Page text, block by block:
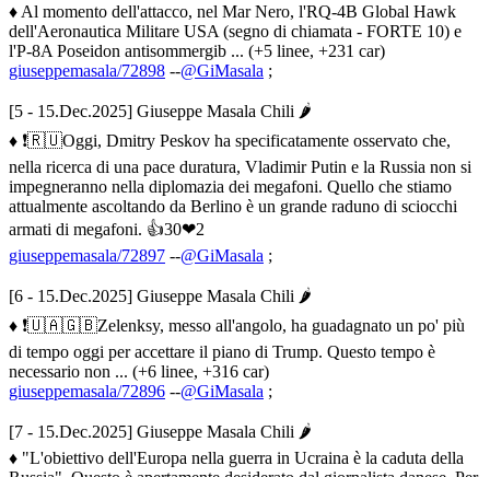
♦ Al momento dell'attacco, nel Mar Nero, l'RQ-4B Global Hawk
dell'Aeronautica Militare USA (segno di chiamata - FORTE 10) e
l'P-8A Poseidon antisommergib ... (+5 linee, +231 car)
giuseppemasala/72898 --@GiMasala ;
[5 - 15.Dec.2025] Giuseppe Masala Chili 🌶
♦ ❗️🇷🇺Oggi, Dmitry Peskov ha specificatamente osservato che,
nella ricerca di una pace duratura, Vladimir Putin e la Russia non si
impegneranno nella diplomazia dei megafoni. Quello che stiamo
attualmente ascoltando da Berlino è un grande raduno di sciocchi
armati di megafoni. 👍30❤2
giuseppemasala/72897 --@GiMasala ;
[6 - 15.Dec.2025] Giuseppe Masala Chili 🌶
♦ ❗️🇺🇦🇬🇧Zelenksy, messo all'angolo, ha guadagnato un po' più
di tempo oggi per accettare il piano di Trump. Questo tempo è
necessario non ... (+6 linee, +316 car)
giuseppemasala/72896 --@GiMasala ;
[7 - 15.Dec.2025] Giuseppe Masala Chili 🌶
♦ "L'obiettivo dell'Europa nella guerra in Ucraina è la caduta della